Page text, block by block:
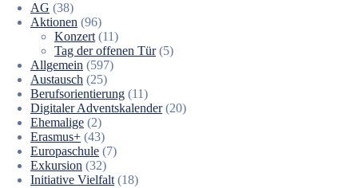
AG (38)
Aktionen (96)
Konzert (11)
Tag der offenen Tür(5)
Allgemein (597)
Austausch (25)
Berufsorientierung (11)
Digitaler Adventskalender(20)
Ehemalige (2)
Erasmus+ (43)
Europaschule (7)
Exkursion (32)
Initiative Vielfalt (18)